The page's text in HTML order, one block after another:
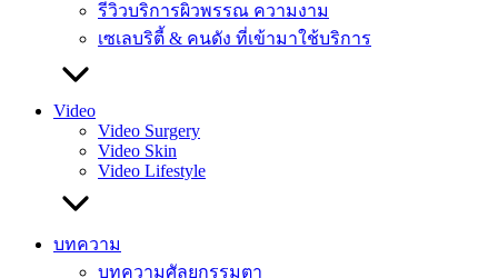
รีวิวบริการผิวพรรณ ความงาม
เซเลบริตี้ & คนดัง ที่เข้ามาใช้บริการ
Video
Video Surgery
Video Skin
Video Lifestyle
บทความ
บทความศัลยกรรมตา